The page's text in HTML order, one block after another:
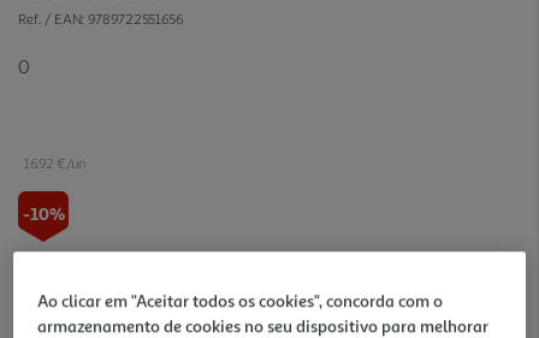
Ref. / EAN: 9789722551656
0
16.92 €/un
-10%
16,92 €
Ao clicar em "Aceitar todos os cookies", concorda com o
armazenamento de cookies no seu dispositivo para melhorar